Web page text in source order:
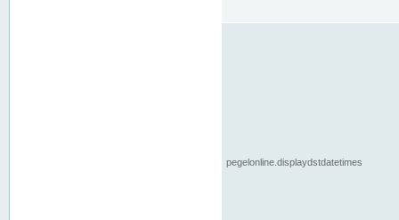
pegelonline.displaydstdatetimes